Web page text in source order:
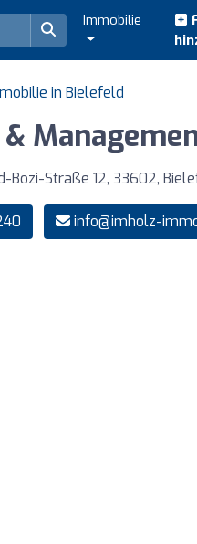
Immobilie
in Bielefeld
Bozi-Straße 12, 33602,
info@imholz-